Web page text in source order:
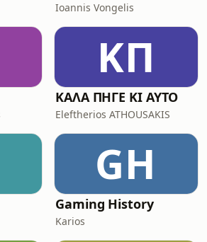
Ioannis Vongelis
ΚΠ
ΚΑΛΑ ΠΗΓΕ ΚΙ ΑΥΤΟ
Eleftherios ATHOUSAKIS
GH
Gaming History
Karios